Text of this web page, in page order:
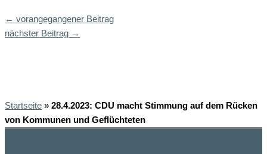
← vorangegangener Beitrag
nächster Beitrag →
Startseite » 28.4.2023: CDU macht Stimmung auf dem Rücken
von Kommunen und Geflüchteten